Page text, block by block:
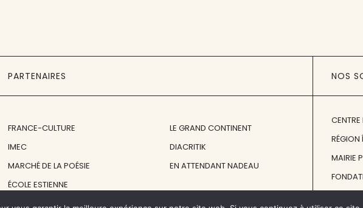
PARTENAIRES
FRANCE-CULTURE
IMEC
MARCHÉ DE LA POÉSIE
ÉCOLE ESTIENNE
LE GRAND CONTINENT
DIACRITIK
EN ATTENDANT NADEAU
NOS
RÉGION
MAIRIE